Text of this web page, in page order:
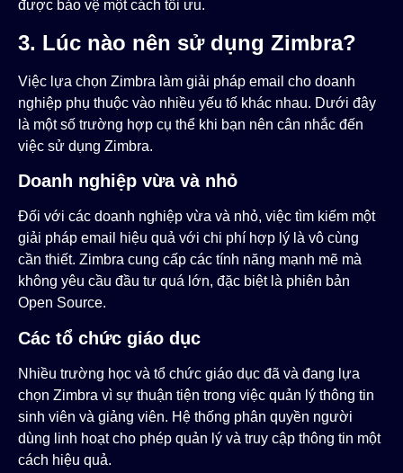
được bảo vệ một cách tối ưu.
3. Lúc nào nên sử dụng Zimbra?
Việc lựa chọn Zimbra làm giải pháp email cho doanh
nghiệp phụ thuộc vào nhiều yếu tố khác nhau. Dưới đây
là một số trường hợp cụ thể khi bạn nên cân nhắc đến
việc sử dụng Zimbra.
Doanh nghiệp vừa và nhỏ
Đối với các doanh nghiệp vừa và nhỏ, việc tìm kiếm một
giải pháp email hiệu quả với chi phí hợp lý là vô cùng
cần thiết. Zimbra cung cấp các tính năng mạnh mẽ mà
không yêu cầu đầu tư quá lớn, đặc biệt là phiên bản
Open Source.
Các tổ chức giáo dục
Nhiều trường học và tổ chức giáo dục đã và đang lựa
chọn Zimbra vì sự thuận tiện trong việc quản lý thông tin
sinh viên và giảng viên. Hệ thống phân quyền người
dùng linh hoạt cho phép quản lý và truy cập thông tin một
cách hiệu quả.